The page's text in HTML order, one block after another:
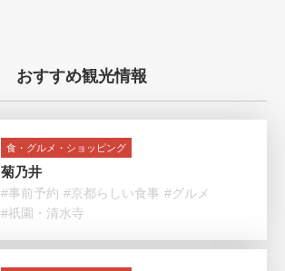
おすすめ観光情報
食・グルメ・ショッピング
菊乃井
#事前予約 #京都らしい食事 #グルメ
#祇園・清水寺